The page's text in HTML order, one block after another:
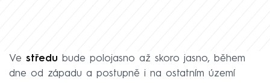
Ve středu bude polojasno až skoro jasno, během
dne od západu a postupně i na ostatním území